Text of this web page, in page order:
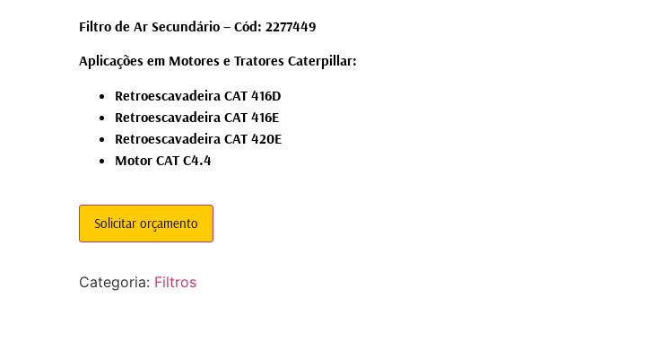
Filtro de Ar Secundário – Cód: 2277449
Aplicações em Motores e Tratores Caterpillar:
Retroescavadeira CAT 416D
Retroescavadeira CAT 416E
Retroescavadeira CAT 420E
Motor CAT C4.4
Solicitar orçamento
Categoria: Filtros